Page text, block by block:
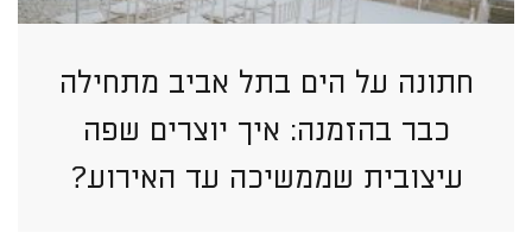
חתונה על הים בתל אביב מתחילה
כבר בהזמנה: איך יוצרים שפה
עיצובית שממשיכה עד האירוע?